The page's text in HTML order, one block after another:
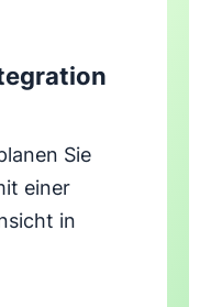
Sie
einer
in